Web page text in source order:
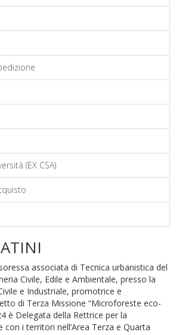
(EX CSA)
associata di Tecnica urbanistica del
Civile, Edile e Ambientale, presso la
e Industriale, promotrice e
di Terza Missione “Microforeste eco-
è Delegata della Rettrice per la
con i territori nell’Area Terza e Quarta